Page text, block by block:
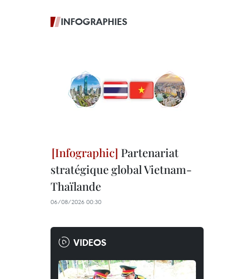
INFOGRAPHIES
Partenariat
stratégique global Vietnam-
Thaïlande
06/08/2026 00:30
VIDEOS